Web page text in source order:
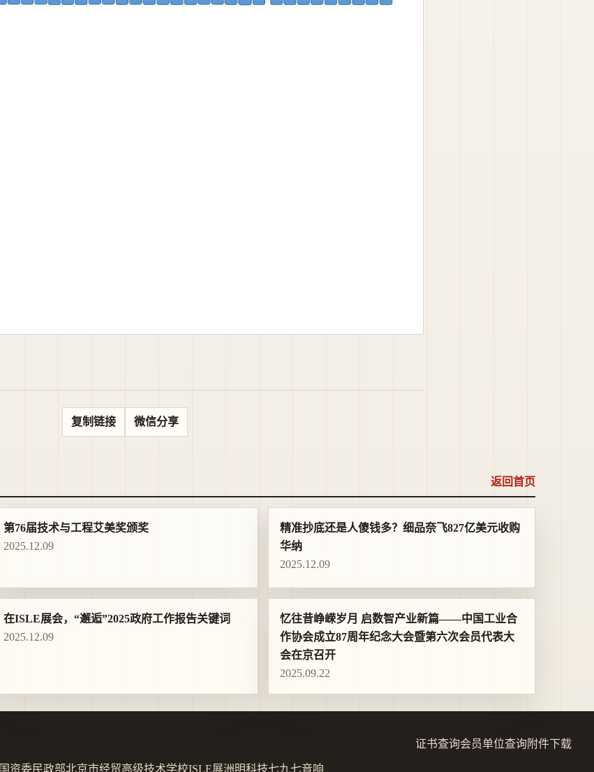
复制链接 微信分享
返回首页
第76届技术与工程艾美奖颁奖
2025.12.09
精准抄底还是人傻钱多？细品奈飞827亿美元收购
华纳
2025.12.09
在ISLE展会，“邂逅”2025政府工作报告关键词
2025.12.09
忆往昔峥嵘岁月 启数智产业新篇——中国工业合
作协会成立87周年纪念大会暨第六次会员代表大
会在京召开
2025.09.22
国资委民政部北京市经贸高级技术学校ISLE展洲明科技七九七音响
证书查询会员单位查询 附件下载